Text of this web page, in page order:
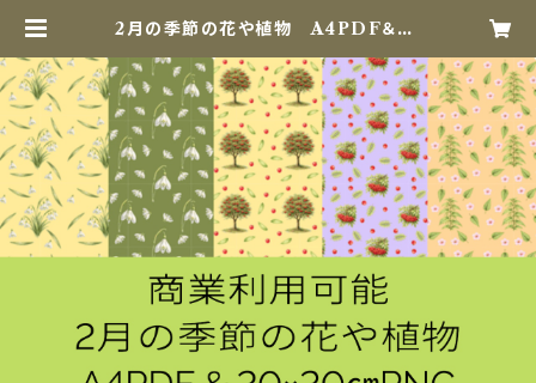
2月の季節の花や植物 A4PDF＆20
Paper